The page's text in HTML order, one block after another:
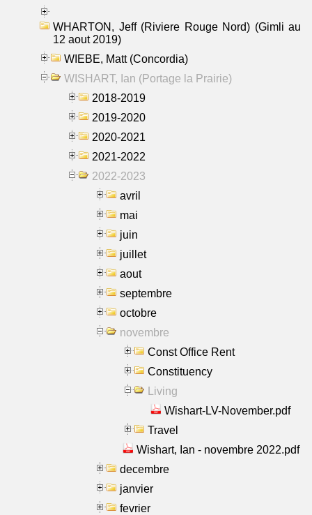
WHARTON, Jeff (Riviere Rouge Nord) (Gimli au
12 aout 2019)
WIEBE, Matt (Concordia)
WISHART, Ian (Portage la Prairie)
2018-2019
2019-2020
2020-2021
2021-2022
2022-2023
avril
mai
juin
juillet
aout
septembre
octobre
novembre
Const Office Rent
Constituency
Living
Wishart-LV-November.pdf
Travel
Wishart, Ian - novembre 2022.pdf
decembre
janvier
fevrier